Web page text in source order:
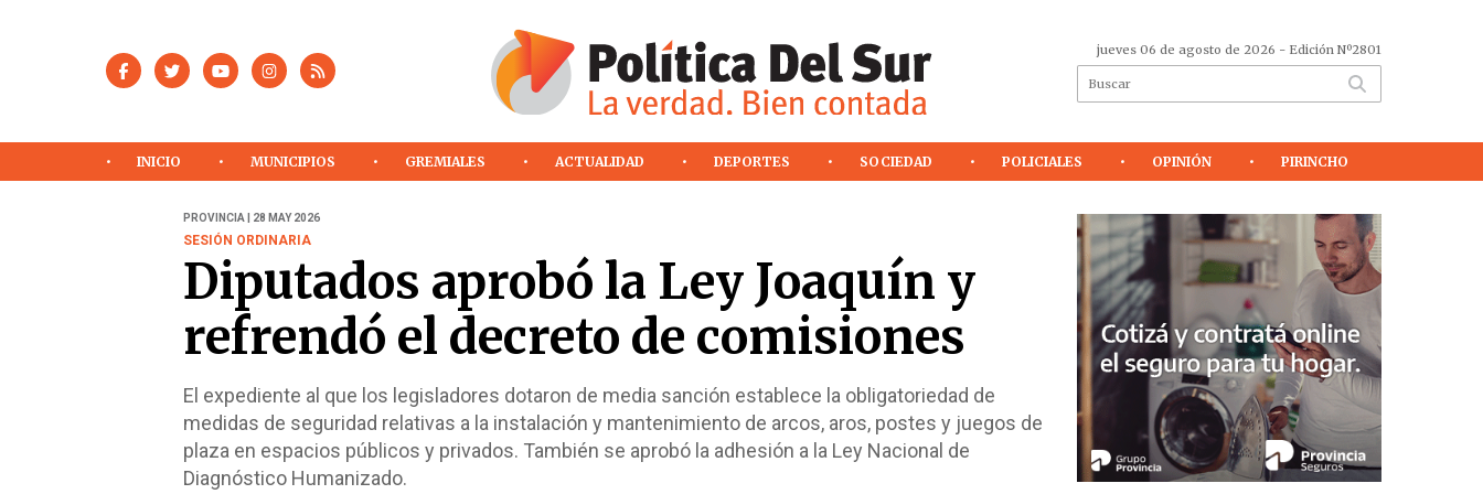
jueves 06 de agosto de 2026 - Edición Nº2801
INICIO MUNICIPIOS GREMIALES ACTUALIDAD DEPORTES SOCIEDAD POLICIALES OPINIÓN PIRINCHO
PROVINCIA | 28 MAY 2026
SESIÓN ORDINARIA
Diputados aprobó la Ley Joaquín y
refrendó el decreto de comisiones
El expediente al que los legisladores dotaron de media sanción establece la obligatoriedad de
medidas de seguridad relativas a la instalación y mantenimiento de arcos, aros, postes y juegos de
plaza en espacios públicos y privados. También se aprobó la adhesión a la Ley Nacional de
Diagnóstico Humanizado.